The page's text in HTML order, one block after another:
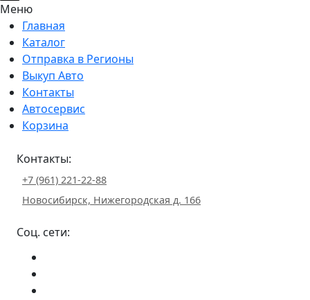
Меню
Главная
Каталог
Отправка в Регионы
Выкуп Авто
Контакты
Автосервис
Корзина
Контакты:
+7 (961) 221-22-88
Новосибирск, Нижегородская д. 166
Соц. сети: